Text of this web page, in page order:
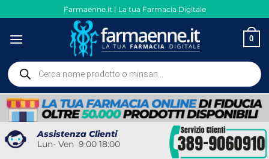
ai
contenuti
Farmaenne.it | La tua Farmacia Digitale
0
Ricerca
prodotti
Assistenza Clienti
Lun- Ven 9:00 18:00